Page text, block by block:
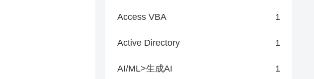
Access VBA 1
Active Directory 1
AI/ML>生成AI 1